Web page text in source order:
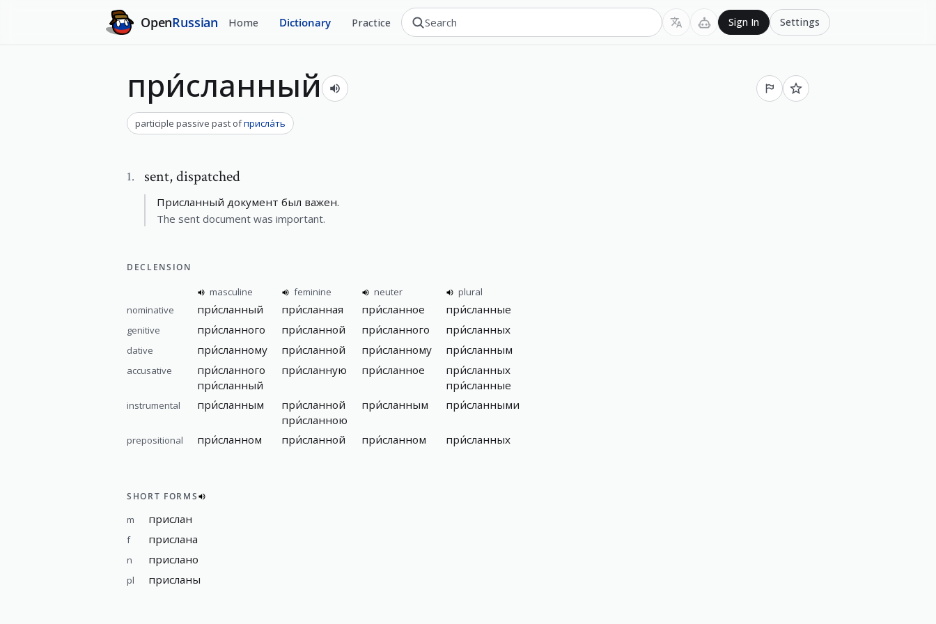
OpenRussian Home Dictionary Practice Sign In Settings
при́сланный
participle passive past ofприсла́ть
1. sent,dispatched
Присланный документ был важен.
The sent document was important.
DECLENSION
masculine feminine neuter
plural
nominative
при́сланный при́сланная при́сланное при́сланные
genitive при́сланного при́сланной при́сланного при́сланных
dative при́сланному при́сланной при́сланному при́сланным
accusative
при́сланного
при́сланный
при́сланную при́сланное
при́сланных
при́сланные
instrumental при́сланным
при́сланной
при́сланною
при́сланным при́сланными
prepositional при́сланном при́сланной при́сланном при́сланных
SHORT FORMS
m прислан
f прислана
n прислано
pl присланы